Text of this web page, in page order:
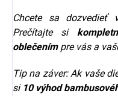
Chcete sa dozvedieť
Prečítajte si
oblečenímpre vás a
Tip na záver: Ak vaše
si 10 výhod